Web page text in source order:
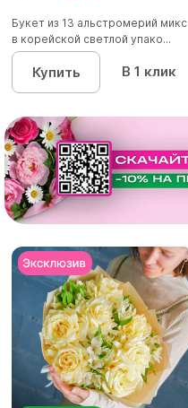
Букет из 13 альстромерий микс
в корейской светлой упако...
Купить В 1 клик